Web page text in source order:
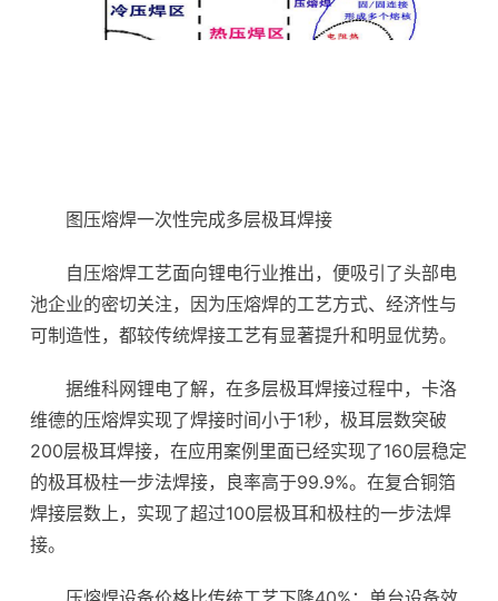
图压熔焊一次性完成多层极耳焊接
自压熔焊工艺面向锂电行业推出，便吸引了头部电
池企业的密切关注，因为压熔焊的工艺方式、经济性与
可制造性，都较传统焊接工艺有显著提升和明显优势。
据维科网锂电了解，在多层极耳焊接过程中，卡洛
维德的压熔焊实现了焊接时间小于1秒，极耳层数突破
200层极耳焊接，在应用案例里面已经实现了160层稳定
的极耳极柱一步法焊接，良率高于99.9%。在复合铜箔
焊接层数上，实现了超过100层极耳和极柱的一步法焊
接。